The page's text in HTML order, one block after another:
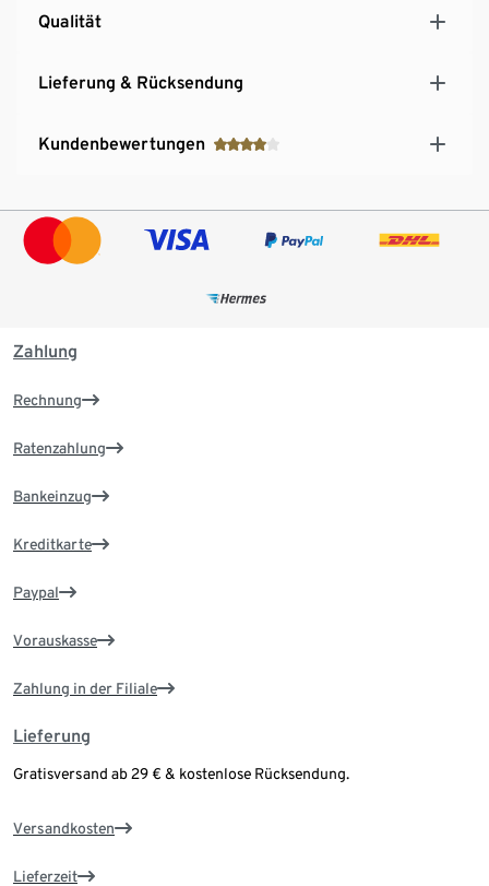
Qualität
Lieferung & Rücksendung
Kundenbewertungen
Zahlung
Rechnung
Ratenzahlung
Bankeinzug
Kreditkarte
Paypal
Vorauskasse
Zahlung in der Filiale
Lieferung
Gratisversand ab 29 € & kostenlose Rücksendung.
Versandkosten
Lieferzeit